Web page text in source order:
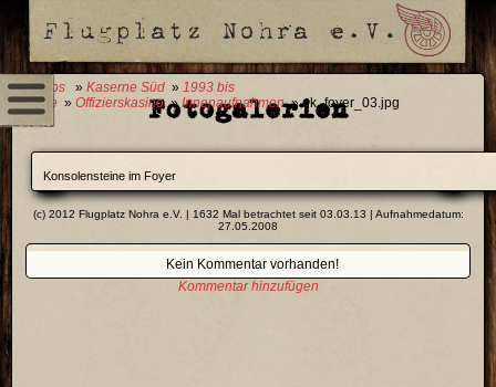
0 Fotos » Kaserne Süd » 1993 bis
Heute » Offizierskasino»Innenaufnahmen» ok_foyer_03.jpg
Fotogalerien
Konsolensteine im Foyer
(c) 2012 Flugplatz Nohra e.V. | 1632 Mal betrachtet seit 03.03.13 | Aufnahmedatum:
27.05.2008
Kein Kommentar vorhanden!
Kommentar hinzufügen